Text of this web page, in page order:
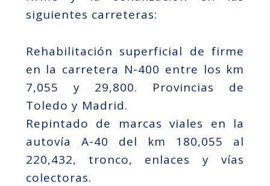
siguientes carreteras:
Rehabilitación superficial de firme
en la carretera N-400 entre los km
7,055 y 29,800. Provincias de
Toledo y Madrid.
Repintado de marcas viales en la
autovía A-40 del km 180,055 al
220,432, tronco, enlaces y vías
colectoras.